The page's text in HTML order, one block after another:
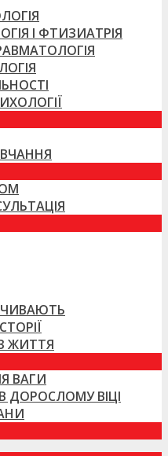
І ФТИЗИАТРІЯ
З ЖИТТЯ
ВАГИ
ДОРОСЛОМУ ВІЦІ